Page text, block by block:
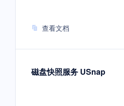
查看文档
磁盘快照服务 USnap